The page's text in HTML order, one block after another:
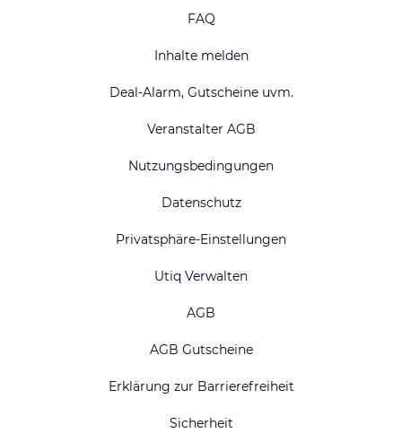
FAQ
Inhalte melden
Deal-Alarm, Gutscheine uvm.
Veranstalter AGB
Nutzungsbedingungen
Datenschutz
Privatsphäre-Einstellungen
Utiq Verwalten
AGB
AGB Gutscheine
Erklärung zur Barrierefreiheit
Sicherheit